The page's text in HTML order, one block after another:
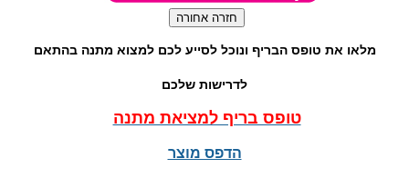
מלאו את טופס הבריף ונוכל לסייע לכם למצוא מתנה בהתאם
לדרישות שלכם
טופס בריף למציאת מתנה
הדפס מוצר